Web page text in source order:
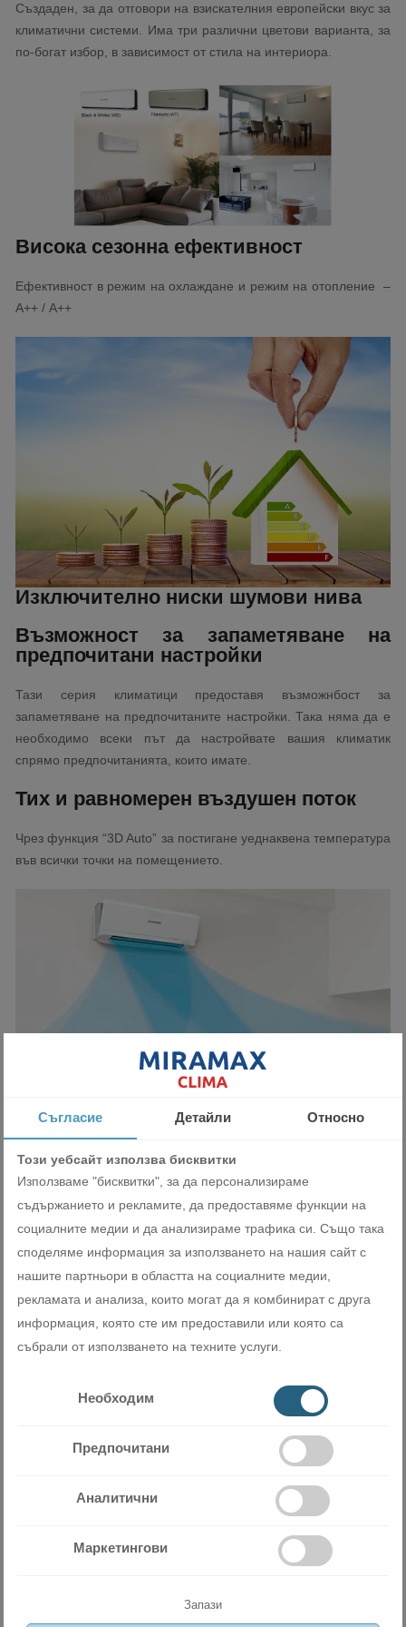
Създаден, за да отговори на взискателния европейски вкус за
климатични системи. Има три различни цветови варианта, за
по-богат избор, в зависимост от стила на интериора.
Висока сезонна ефективност
Ефективност в режим на охлаждане и режим на отопление –
А++ / А++
Изключително ниски шумови нива
Възможност за запаметяване на
предпочитани настройки
Тази серия климатици предоставя възможнбост за
запаметяване на предпочитаните настройки. Така няма да е
необходимо всеки път да настройвате вашия климатик
спрямо предпочитанията, които имате.
Тих и равномерен въздушен поток
Чрез функция “3D Auto” за постигане уеднаквена температура
във всички точки на помещението.
Алерген-деактивираща система
Тази система се задейства само с един бутон.
С възможност за контролиране от смартфони и таблети.
Съгласие Детайли Относно
Този уебсайт използва бисквитки
Използваме "бисквитки", за да персонализираме
съдържанието и рекламите, да предоставяме функции на
социалните медии и да анализираме трафика си. Също така
споделяме информация за използването на нашия сайт с
нашите партньори в областта на социалните медии,
рекламата и анализа, които могат да я комбинират с друга
информация, която сте им предоставили или която са
събрали от използването на техните услуги.
Необходим
Предпочитани
Аналитични
Маркетингови
Запази